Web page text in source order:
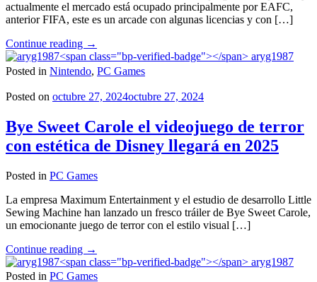
actualmente el mercado está ocupado principalmente por EAFC,
anterior FIFA, este es un arcade con algunas licencias y con […]
Continue reading "Sociable
Soccer
25
en
a
PC"
→
aryg1987
Posted in Nintendo, PC Games
Posted on octubre 27, 2024octubre 27, 2024
Bye Sweet Carole el videojuego de terror
con estética de Disney llegará en 2025
Posted in PC Games
La empresa Maximum Entertainment y el estudio de desarrollo Little
Sewing Machine han lanzado un fresco tráiler de Bye Sweet Carole,
un emocionante juego de terror con el estilo visual […]
Continue reading "Bye
Sweet
Carole
→
aryg1987
Posted in PC Games